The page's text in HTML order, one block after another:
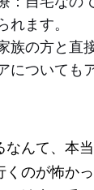
れます。
族の方と直
についても
なんて、本
のが怖か